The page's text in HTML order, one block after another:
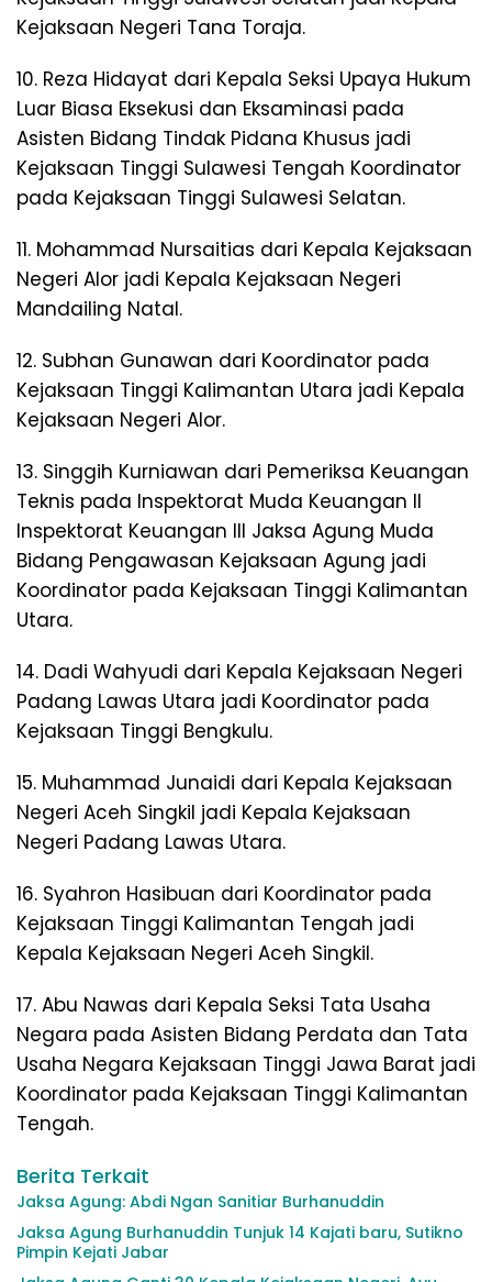
Kejaksaan Negeri Tana Toraja.
10. Reza Hidayat dari Kepala Seksi Upaya Hukum
Luar Biasa Eksekusi dan Eksaminasi pada
Asisten Bidang Tindak Pidana Khusus jadi
Kejaksaan Tinggi Sulawesi Tengah Koordinator
pada Kejaksaan Tinggi Sulawesi Selatan.
11. Mohammad Nursaitias dari Kepala Kejaksaan
Negeri Alor jadi Kepala Kejaksaan Negeri
Mandailing Natal.
12. Subhan Gunawan dari Koordinator pada
Kejaksaan Tinggi Kalimantan Utara jadi Kepala
Kejaksaan Negeri Alor.
13. Singgih Kurniawan dari Pemeriksa Keuangan
Teknis pada Inspektorat Muda Keuangan II
Inspektorat Keuangan III Jaksa Agung Muda
Bidang Pengawasan Kejaksaan Agung jadi
Koordinator pada Kejaksaan Tinggi Kalimantan
Utara.
14. Dadi Wahyudi dari Kepala Kejaksaan Negeri
Padang Lawas Utara jadi Koordinator pada
Kejaksaan Tinggi Bengkulu.
15. Muhammad Junaidi dari Kepala Kejaksaan
Negeri Aceh Singkil jadi Kepala Kejaksaan
Negeri Padang Lawas Utara.
16. Syahron Hasibuan dari Koordinator pada
Kejaksaan Tinggi Kalimantan Tengah jadi
Kepala Kejaksaan Negeri Aceh Singkil.
17. Abu Nawas dari Kepala Seksi Tata Usaha
Negara pada Asisten Bidang Perdata dan Tata
Usaha Negara Kejaksaan Tinggi Jawa Barat jadi
Koordinator pada Kejaksaan Tinggi Kalimantan
Tengah.
Berita Terkait
Jaksa Agung: Abdi Ngan Sanitiar Burhanuddin
Jaksa Agung Burhanuddin Tunjuk 14 Kajati baru, Sutikno
Pimpin Kejati Jabar